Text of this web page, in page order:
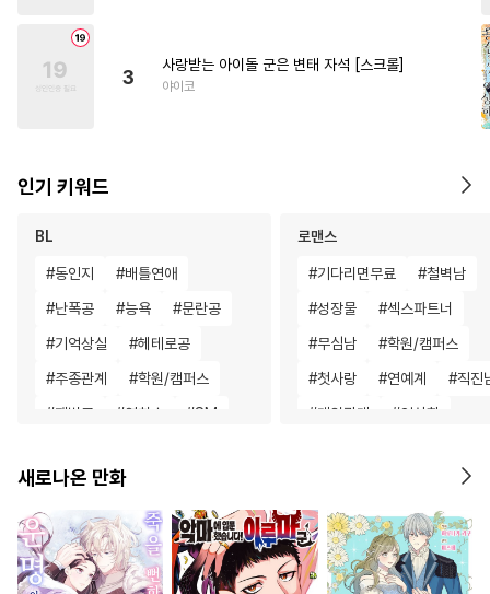
3
사랑받는 아이돌 군은 변태 자석 [스크롤]
야이코
인기 키워드
BL
#동인지 #배틀연애
#난폭공 #능욕 #문란공
#기억상실 #헤테로공
#주종관계 #학원/캠퍼스
#재벌공 #연하수 #SM
#키작공 #침착수
#
#모럴리스 #절륜공
#드라마 #또라이공 #혐관
#미인수 #문란수 # 짝사랑
로맨스
#기다리면무료 #철벽남
#성장물 #섹스파트너
#무심남 #학원/캠퍼스
#첫사랑 #연예계 #직진
#계약관계 #영상화
#까칠남 #현대물 #로맨
#고수위 #다각관계
#
첫사랑 #연상연하
새로나온 만화